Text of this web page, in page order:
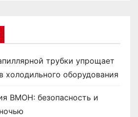
трубки упрощает
холодильного оборудования
ВМОН: безопасность и